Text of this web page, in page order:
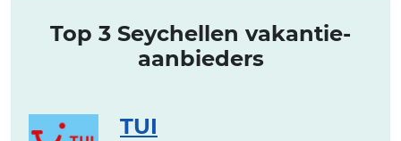
Top 3 Seychellen vakantie-
aanbieders
TUI